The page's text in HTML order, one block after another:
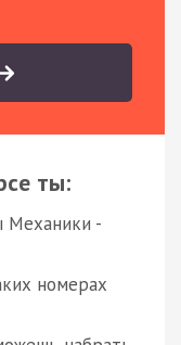
ты:
Механики -
номерах